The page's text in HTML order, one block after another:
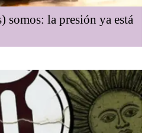
somos: la presión ya está